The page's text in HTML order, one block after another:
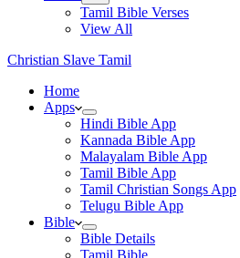
Tamil Bible Verses
View All
Christian Slave Tamil
Home
Apps
Hindi Bible App
Kannada Bible App
Malayalam Bible App
Tamil Bible App
Tamil Christian Songs App
Telugu Bible App
Bible
Bible Details
Tamil Bible